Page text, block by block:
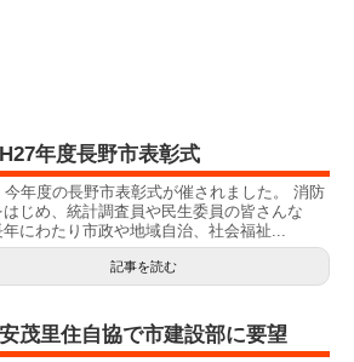
H27年度長野市表彰式
今年度の長野市表彰式が催されました。 消防
はじめ、統計調査員や民生委員の皆さんな
年にわたり市政や地域自治、社会福祉...
記事を読む
安茂里住自協で市建設部に要望